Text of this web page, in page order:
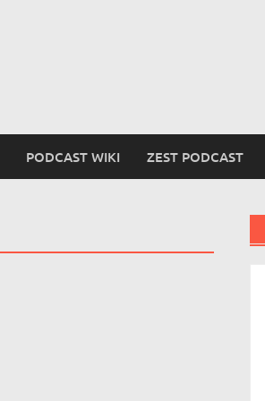
PODCAST WIKI ZEST PODCAST